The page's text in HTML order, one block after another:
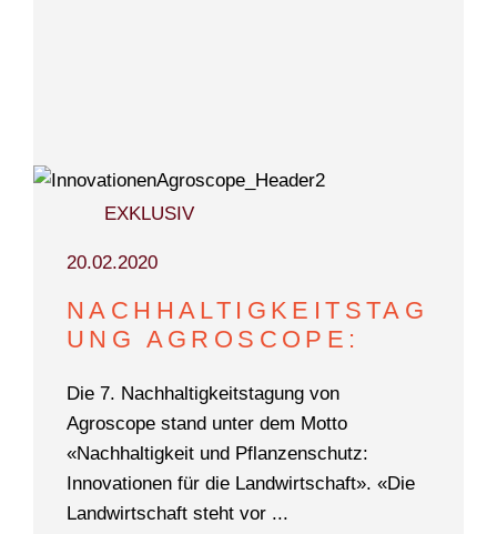
EXKLUSIV
20.02.2020
NACHHALTIGKEITSTAG
UNG AGROSCOPE:
Die 7. Nachhaltigkeitstagung von
Agroscope stand unter dem Motto
«Nachhaltigkeit und Pflanzenschutz:
Innovationen für die Landwirtschaft». «Die
Landwirtschaft steht vor ...